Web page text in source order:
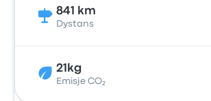
841 km
Dystans
21kg
Emisje CO₂